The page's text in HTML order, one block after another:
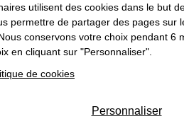
les réseaux sociaux
5. Développer son
Le bouche-à-oreille reste le meilleur
intérêt à faire passer le message
Dans cette même veine, vous avez
agrandir votre réseau et aller à la
utilisent des cookies dans le but
permettre de partager des pages sur
conservons votre choix pendant 6
en cliquant sur "Personnaliser".
de cookies
Personnaliser